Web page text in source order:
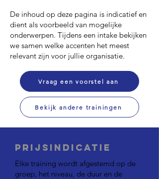
De inhoud op deze pagina is indicatief en
dient als voorbeeld van mogelijke
onderwerpen. Tijdens een intake bekijken
we samen welke accenten het meest
relevant zijn voor jullie organisatie.
Vraag een voorstel aan
Bekijk andere trainingen
Prijsindicatie
Elke training wordt afgestemd op de
groep, het niveau, de duur en de